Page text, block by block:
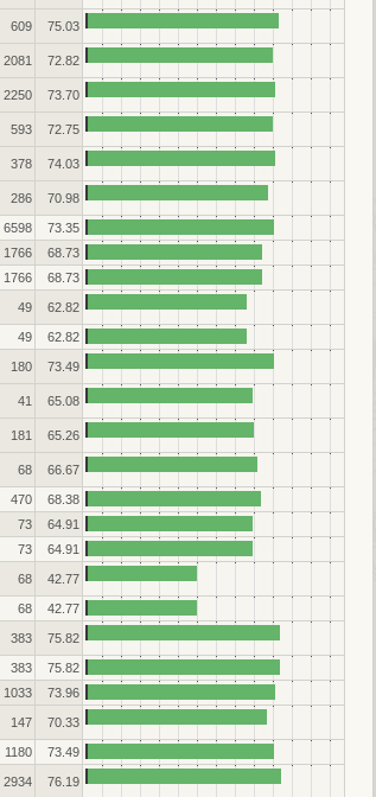
609 75.03
2081 72.82
2250 73.70
593 72.75
378 74.03
286 70.98
6598
73.35
1766
68.73
1766 68.73
49 62.82
49 62.82
180 73.49
41 65.08
181 65.26
68 66.67
470
68.38
73
64.91
73 64.91
68 42.77
68 42.77
383 75.82
383
75.82
1033 73.96
147 70.33
1180 73.49
2934 76.19